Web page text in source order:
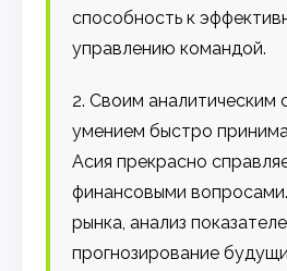
способность к
управлению командой.
2. Своим аналитическим
умением быстро
Асия прекрасно
финансовыми
рынка, анализ
прогнозирование